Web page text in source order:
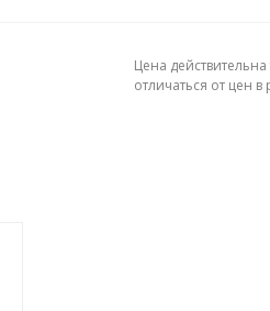
Цена
отличаться от цен